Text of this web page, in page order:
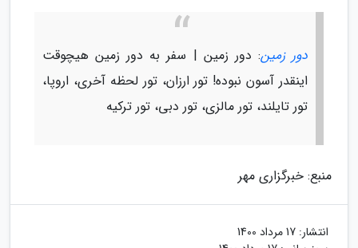
دور زمین: دور زمین | سفر به دور زمین هیچوقت
اینقدر آسون نبوده! تور ارزان، تور لحظه آخری، اروپا،
تور تایلند، تور مالزی، تور دبی، تور ترکیه
منبع: خبرگزاری مهر
انتشار: 17 مرداد 1400